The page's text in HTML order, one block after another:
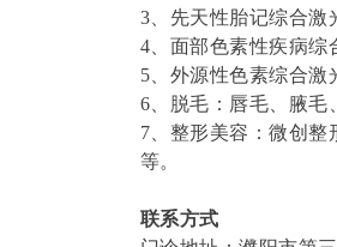
3、先天性胎记综合
4、面部色素性疾病
5、外源性色素综合
6、脱毛：唇毛、腋
7、整形美容：微创
等。
联系方式